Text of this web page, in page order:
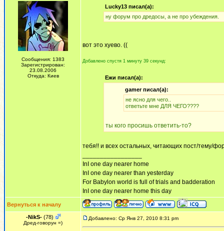
Сообщения: 1383
Зарегистрирован:
23.08.2006
Откуда: Киев
Lucky13 писал(а):
ну форум про дредосы, а не про убеждения.
вот это хуево. ((
Добавлено спустя 1 минуту 39 секунд:
Ежи писал(а):
gamer писал(а):
не ясно для чего..
ответьте мне ДЛЯ ЧЕГО????
ты кого просишь ответить-то?
тебя!! и всех остальных, читающих пост/тему/
InI one day nearer home
InI one day nearer than yesterday
For Babylon world is full of trials and badderation
InI one day nearer home this day
Вернуться к началу
-NikS-(78)
Дред-говорун =)
Добавлено: Ср Янв 27, 2010 8:31 pm